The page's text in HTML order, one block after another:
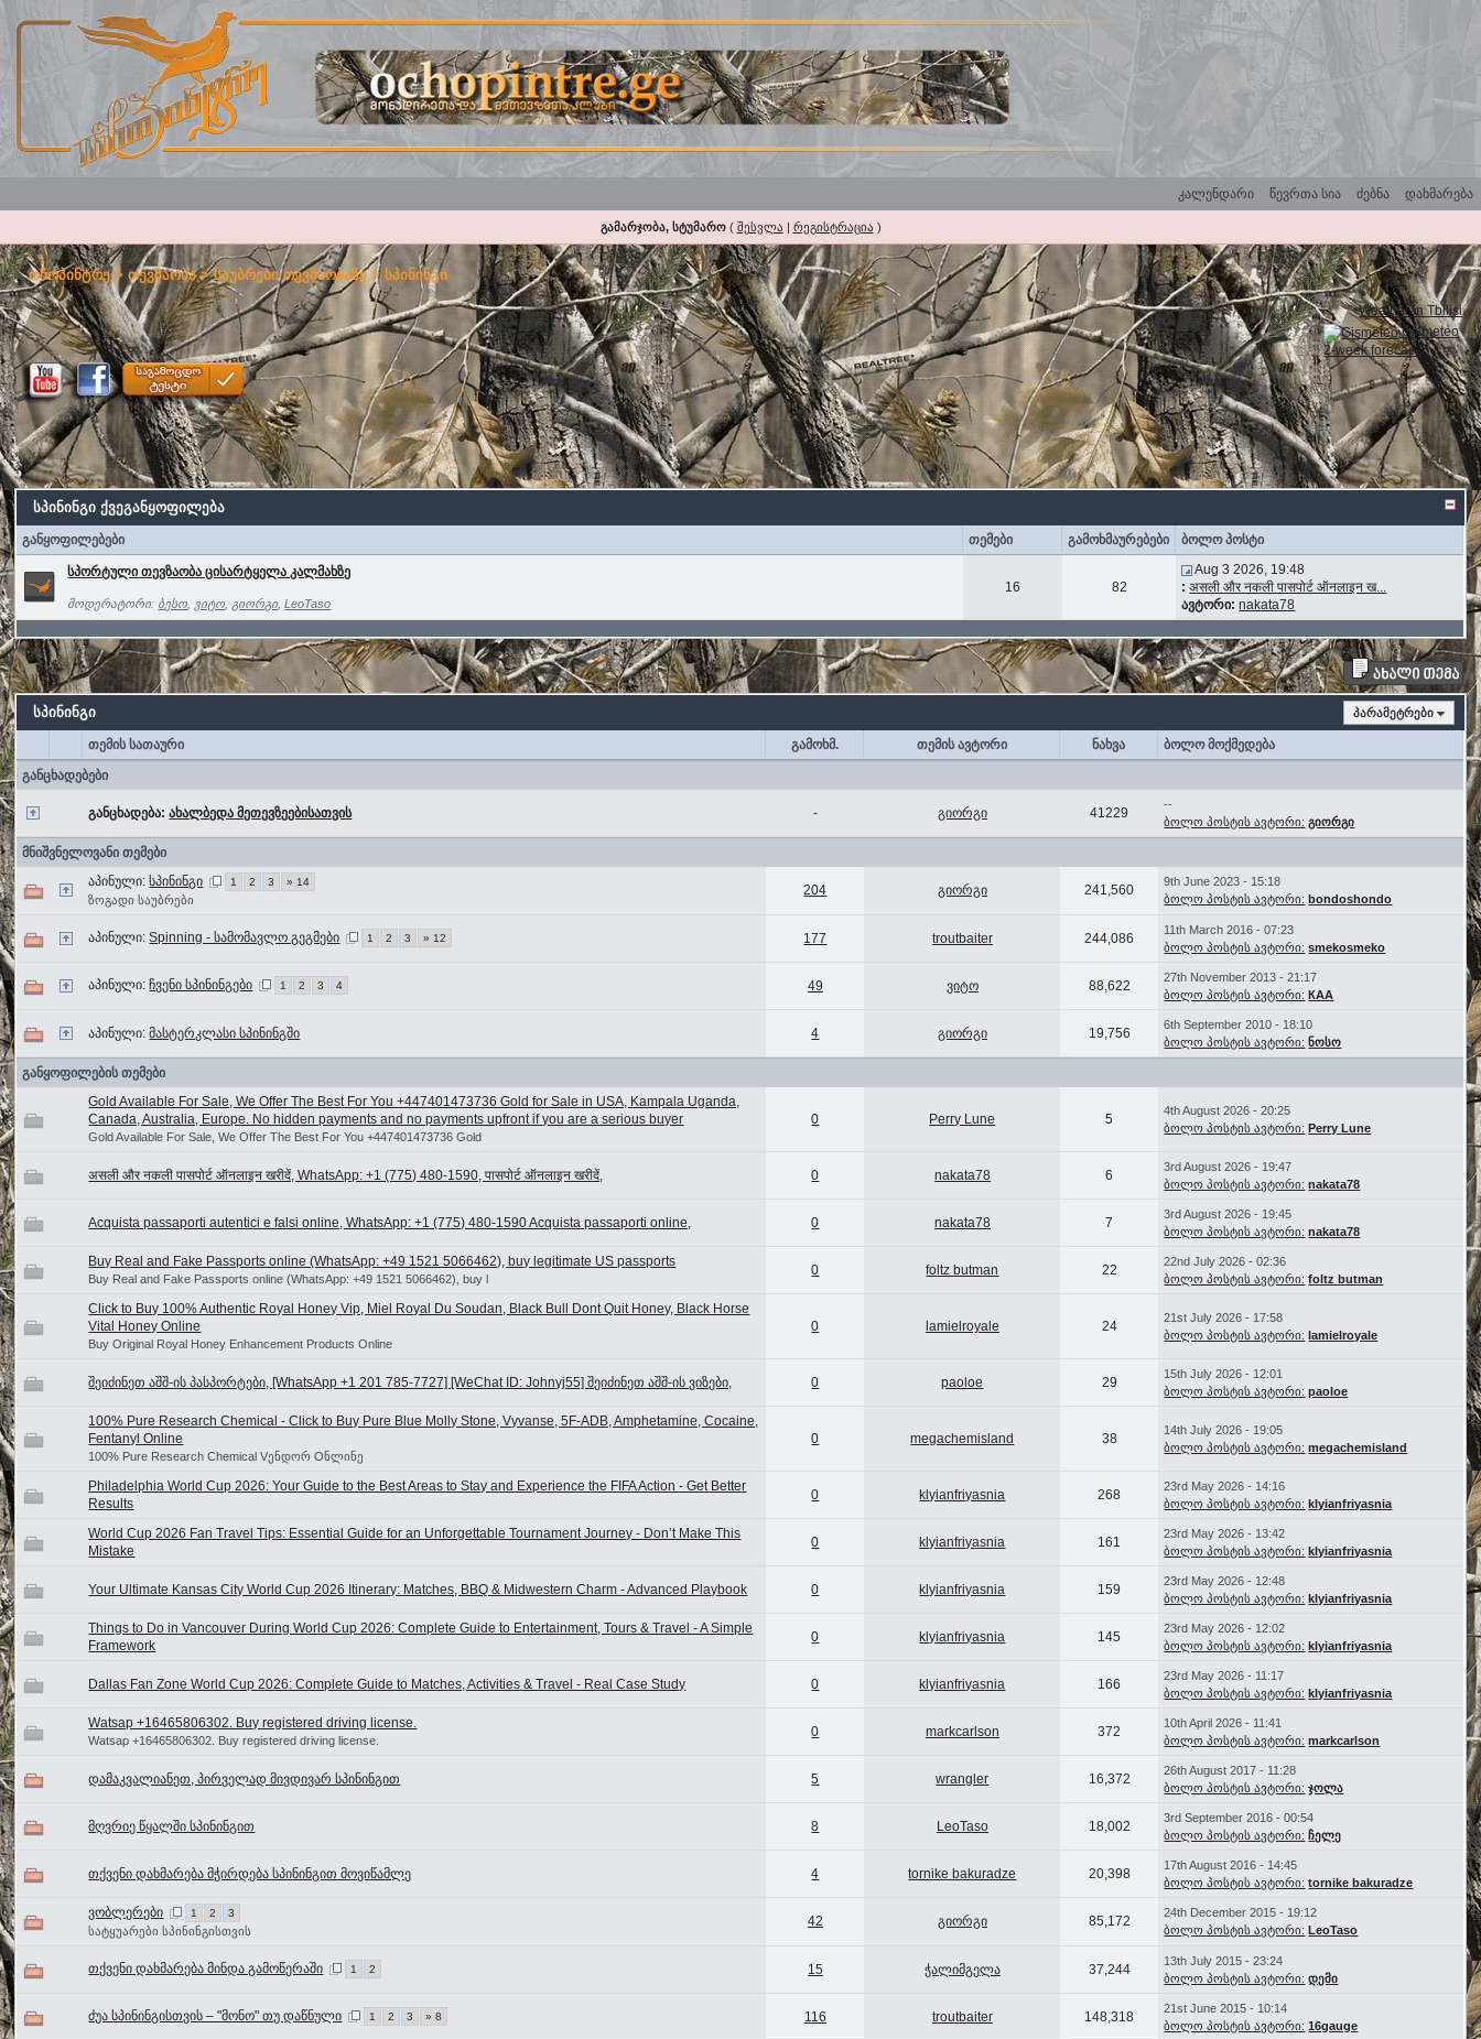
დახმარება
ძებნა
წევრთა სია
კალენდარი
გამარჯობა, სტუმარო( შესვლა | რეგისტრაცია )
ოჩოპინტრე>თევზაობა>საუბრები თევზაობაზე>სპინინგი
Weather in Tbilisi
Gismeteo
2-week forecast
სპინინგი ქვეგანყოფილება
განყოფილებები თემები გამოხმაურებები ბოლო პოსტი
სპორტული თევზაობა ცისარტყელა კალმახზე
მოდერატორი: ბესო ვიტო გიორგი ,LeoTaso
16 82
Aug 3 2026, 19:48
: असली और नकली पासपोर्ट ऑनलाइन ख...
ავტორი: nakata78
სპინინგი პარამეტრები
თემის სათაური გამოხმ. თემის ავტორი ნახვა
ბოლო მოქმედება
განცხადებები
განცხადება:ახალბედა მეთევზეებისათვის - გიორგი 41229
--
ბოლო პოსტის ავტორი: გიორგი
მნიშვნელოვანი თემები
აპინული:სპინინგი 1 2 3 » 14
ზოგადი საუბრები
204 გიორგი 241,560
9th June 2023 - 15:18
ბოლო პოსტის ავტორი: bondoshondo
აპინული:Spinning - სამომავლო გეგმები 1 2 3 » 12 177 troutbaiter 244,086
11th March 2016 - 07:23
ბოლო პოსტის ავტორი: smekosmeko
აპინული: ჩვენი სპინინგები 1 2 3 4 49 ვიტო 88,622
27th November 2013 - 21:17
ბოლო პოსტის ავტორი: КАА
აპინული:მასტერკლასი სპინინგში 4 გიორგი 19,756
6th September 2010 - 18:10
ბოლო პოსტის ავტორი: ნოსო
განყოფილების თემები
Gold Available For Sale, We Offer The Best For You +447401473736 Gold for Sale in USA, Kampala Uganda,
Canada, Australia, Europe. No hidden payments and no payments upfront if you are a serious buyer
Gold Available For Sale, We Offer The Best For You +447401473736 Gold
0 Perry Lune 5
4th August 2026 - 20:25
ბოლო პოსტის ავტორი: Perry Lune
असली और नकली पासपोर्ट ऑनलाइन खरीदें, WhatsApp: +1 (775) 480-1590, पासपोर्ट ऑनलाइन खरीदें, 0 nakata78 6
3rd August 2026 - 19:47
ბოლო პოსტის ავტორი: nakata78
Acquista passaporti autentici e falsi online, WhatsApp: +1 (775) 480-1590 Acquista passaporti online, 0 nakata78 7
3rd August 2026 - 19:45
ბოლო პოსტის ავტორი: nakata78
Buy Real and Fake Passports online (WhatsApp: +49 1521 5066462), buy legitimate US passports
Buy Real and Fake Passports online (WhatsApp: +49 1521 5066462), buy l
0 foltz butman 22
22nd July 2026 - 02:36
ბოლო პოსტის ავტორი: foltz butman
Click to Buy 100% Authentic Royal Honey Vip, Miel Royal Du Soudan, Black Bull Dont Quit Honey, Black Horse
Vital Honey Online
Buy Original Royal Honey Enhancement Products Online
0 lamielroyale 24
21st July 2026 - 17:58
ბოლო პოსტის ავტორი: lamielroyale
შეიძინეთ აშშ-ის პასპორტები, [WhatsApp +1 201 785-7727] [WeChat ID: Johnyj55] შეიძინეთ აშშ-ის ვიზები, 0 paoloe 29
15th July 2026 - 12:01
ბოლო პოსტის ავტორი: paoloe
100% Pure Research Chemical - Click to Buy Pure Blue Molly Stone, Vyvanse, 5F-ADB, Amphetamine, Cocaine,
Fentanyl Online
100% Pure Research Chemical Vენდორ Oნლინე
0 megachemisland 38
14th July 2026 - 19:05
ბოლო პოსტის ავტორი: megachemisland
Philadelphia World Cup 2026: Your Guide to the Best Areas to Stay and Experience the FIFA Action - Get Better
Results
0 klyianfriyasnia 268
23rd May 2026 - 14:16
ბოლო პოსტის ავტორი: klyianfriyasnia
World Cup 2026 Fan Travel Tips: Essential Guide for an Unforgettable Tournament Journey - Don’t Make This
Mistake
0 klyianfriyasnia 161
23rd May 2026 - 13:42
ბოლო პოსტის ავტორი: klyianfriyasnia
Your Ultimate Kansas City World Cup 2026 Itinerary: Matches, BBQ & Midwestern Charm - Advanced Playbook 0 klyianfriyasnia 159
23rd May 2026 - 12:48
ბოლო პოსტის ავტორი: klyianfriyasnia
Things to Do in Vancouver During World Cup 2026: Complete Guide to Entertainment, Tours & Travel - A Simple
Framework
0 klyianfriyasnia 145
23rd May 2026 - 12:02
ბოლო პოსტის ავტორი: klyianfriyasnia
Dallas Fan Zone World Cup 2026: Complete Guide to Matches, Activities & Travel - Real Case Study 0 klyianfriyasnia 166
23rd May 2026 - 11:17
ბოლო პოსტის ავტორი: klyianfriyasnia
Watsap +16465806302. Buy registered driving license.
Watsap +16465806302. Buy registered driving license.
0 markcarlson 372
10th April 2026 - 11:41
ბოლო პოსტის ავტორი: markcarlson
დამაკვალიანეთ, პირველად მივდივარ სპინინგით 5 wrangler 16,372
26th August 2017 - 11:28
ბოლო პოსტის ავტორი: ჯოლა
მღვრიე წყალში სპინინგით 8 LeoTaso 18,002
3rd September 2016 - 00:54
ბოლო პოსტის ავტორი: ჩელე
თქვენი დახმარება მჭირდება სპინინგით მოვიწამლე 4 tornike bakuradze 20,398
17th August 2016 - 14:45
ბოლო პოსტის ავტორი: tornike bakuradze
ვობლერები 1 2 3
სატყუარები სპინინგისთვის
42 გიორგი 85,172
24th December 2015 - 19:12
ბოლო პოსტის ავტორი: LeoTaso
თქვენი დახმარება მინდა გამოწერაში 1 2 15 ჭალიმგელა 37,244
13th July 2015 - 23:24
ბოლო პოსტის ავტორი: დემი
ძუა სპინინგისთვის – "მონო" თუ დაწნული 1 2 3 » 8 116 troutbaiter 148,318
21st June 2015 - 10:14
ბოლო პოსტის ავტორი: 16gauge